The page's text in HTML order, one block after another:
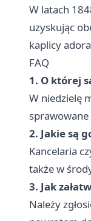
W latach
uzyskując
kaplicy
FAQ
1. O której
W niedzielę
2. Jakie są
Kancelaria
także w
3. Jak
Należy